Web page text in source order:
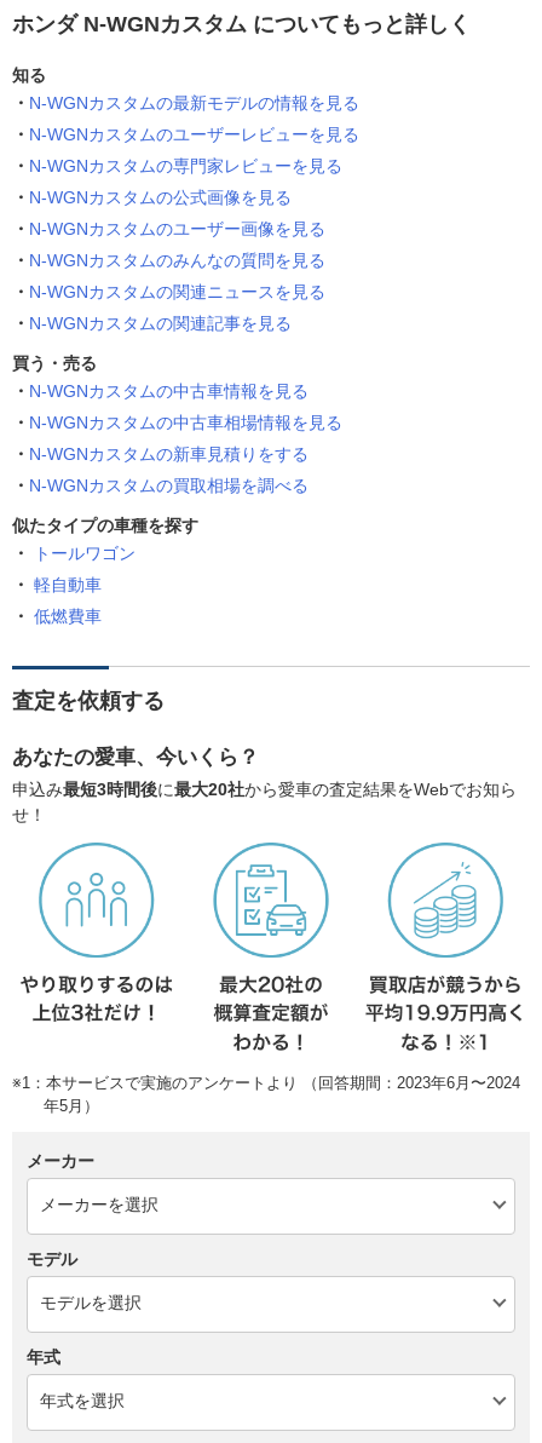
ホンダ N-WGNカスタム についてもっと詳しく
知る
N-WGNカスタムの最新モデルの情報を見る
N-WGNカスタムのユーザーレビューを見る
N-WGNカスタムの専門家レビューを見る
N-WGNカスタムの公式画像を見る
N-WGNカスタムのユーザー画像を見る
N-WGNカスタムのみんなの質問を見る
N-WGNカスタムの関連ニュースを見る
N-WGNカスタムの関連記事を見る
買う・売る
N-WGNカスタムの中古車情報を見る
N-WGNカスタムの中古車相場情報を見る
N-WGNカスタムの新車見積りをする
N-WGNカスタムの買取相場を調べる
似たタイプの車種を探す
トールワゴン
軽自動車
低燃費車
査定を依頼する
あなたの愛車、今いくら？
申込み最短3時間後に最大20社から愛車の査定結果をWebでお知ら
せ！
※1：本サービスで実施のアンケートより （回答期間：2023年6月〜2024
年5月）
メーカー
モデル
年式